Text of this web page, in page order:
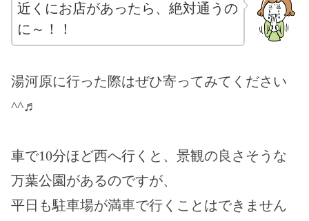
近くにお店があったら、絶対通うの
に～！！
湯河原に行った際はぜひ寄ってみてください
^^♬
車で10分ほど西へ行くと、景観の良さそうな
万葉公園があるのですが、
平日も駐車場が満車で行くことはできません